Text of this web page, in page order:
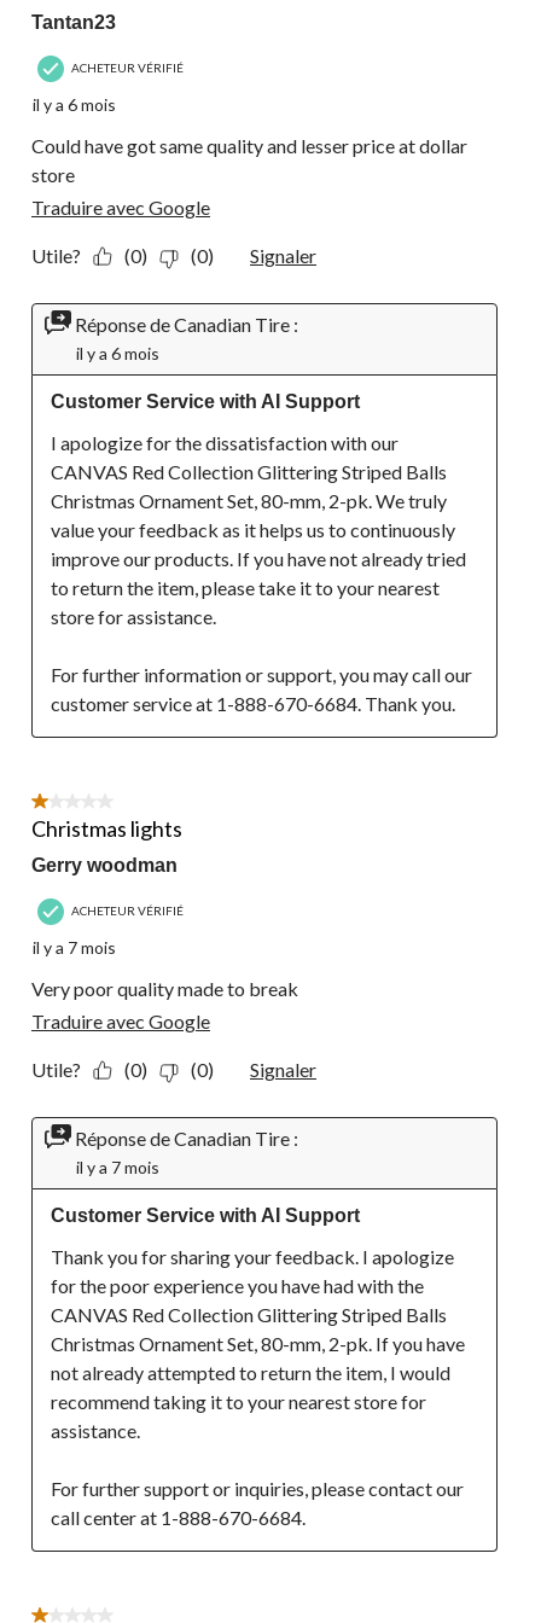
Tantan23
ACHETEUR VÉRIFIÉ
il y a 6 mois
Could have got same quality and lesser price at dollar
store
Traduire avec Google
Utile? (0) (0) Signaler
Réponse de Canadian Tire :
il y a 6 mois
Customer Service with AI Support
I apologize for the dissatisfaction with our
CANVAS Red Collection Glittering Striped Balls
Christmas Ornament Set, 80-mm, 2-pk. We truly
value your feedback as it helps us to continuously
improve our products. If you have not already tried
to return the item, please take it to your nearest
store for assistance.
For further information or support, you may call our
customer service at 1-888-670-6684. Thank you.
1 étoile(s) sur 5.
Christmas lights
Gerry woodman
ACHETEUR VÉRIFIÉ
il y a 7 mois
Very poor quality made to break
Traduire avec Google
Utile? (0) (0) Signaler
Réponse de Canadian Tire :
il y a 7 mois
Customer Service with AI Support
Thank you for sharing your feedback. I apologize
for the poor experience you have had with the
CANVAS Red Collection Glittering Striped Balls
Christmas Ornament Set, 80-mm, 2-pk. If you have
not already attempted to return the item, I would
recommend taking it to your nearest store for
assistance.
For further support or inquiries, please contact our
call center at 1-888-670-6684.
1 étoile(s) sur 5.